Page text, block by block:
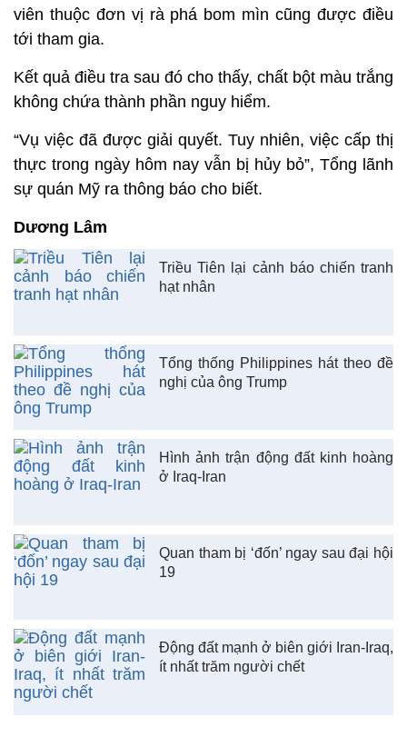
viên thuộc đơn vị rà phá bom mìn cũng được điều
tới tham gia.
Kết quả điều tra sau đó cho thấy, chất bột màu trắng
không chứa thành phần nguy hiểm.
“Vụ việc đã được giải quyết. Tuy nhiên, việc cấp thị
thực trong ngày hôm nay vẫn bị hủy bỏ”, Tổng lãnh
sự quán Mỹ ra thông báo cho biết.
Dương Lâm
Triều Tiên lại cảnh báo chiến tranh
hạt nhân
Tổng thống Philippines hát theo đề
nghị của ông Trump
Hình ảnh trận động đất kinh hoàng
ở Iraq-Iran
Quan tham bị ‘đốn’ ngay sau đại hội
19
Động đất mạnh ở biên giới Iran-Iraq,
ít nhất trăm người chết